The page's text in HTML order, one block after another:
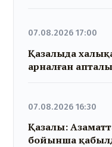
07.08.2026 17:00
Қазалыда
арналған
07.08.2026 16:30
Қазалы:
бойынша